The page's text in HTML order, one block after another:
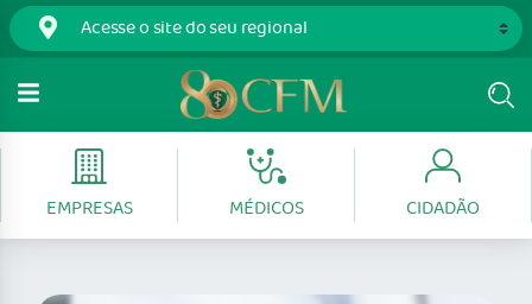
EMPRESAS MÉDICOS CIDADÃO